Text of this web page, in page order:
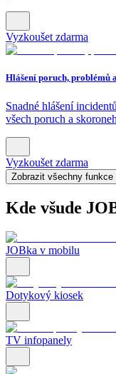
Vyzkoušet zdarma
Hlášení poruch, problémů
Snadné hlášení
všech poruch a
Vyzkoušet zdarma
Zobrazit všechny funkce
Kde všude
JOBka v mobilu
Dotykový kiosek
TV infopanely